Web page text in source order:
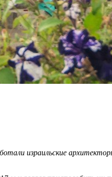
израильские